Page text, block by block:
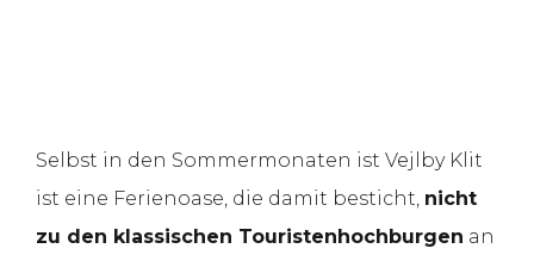
Selbst in den Sommermonaten ist Vejlby Klit
ist eine Ferienoase, die damit besticht, nicht
zu den klassischen Touristenhochburgen an